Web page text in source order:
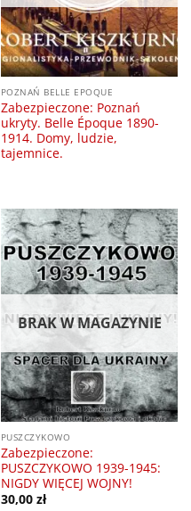
POZNAŃ BELLE EPOQUE
Zabezpieczone: Poznań
ukryty. Belle Époque 1890-
1914. Domy, ludzie,
tajemnice.
BRAK W MAGAZYNIE
PUSZCZYKOWO
Zabezpieczone:
PUSZCZYKOWO 1939-1945:
NIGDY WIĘCEJ WOJNY!
30,00 zł